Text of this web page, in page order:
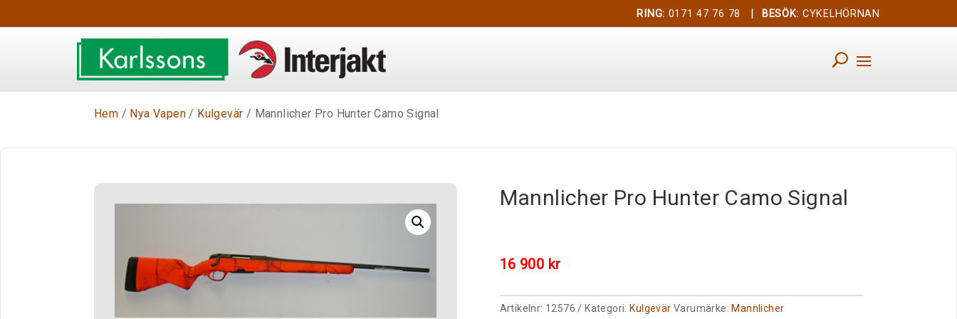
RING: 0171 47 76 78 | BESÖK: CYKELHÖRNAN
Hem / Nya Vapen / Kulgevär / Mannlicher Pro Hunter Camo Signal
Mannlicher Pro Hunter Camo Signal
16 900 kr
Artikelnr: 12576 Kategori: Kulgevär Varumärke: Mannlicher